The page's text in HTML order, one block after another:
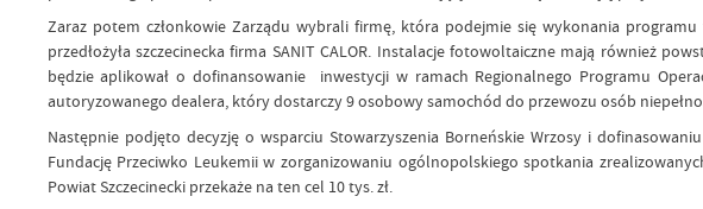
Zaraz potem członkowie Zarządu wybrali firmę, która podejmie się wykonania
przedłożyła szczecinecka firma SANIT CALOR. Instalacje fotowoltaiczne mają również
będzie aplikował o dofinansowanie inwestycji w ramach Regionalnego Programu
autoryzowanego dealera, który dostarczy 9 osobowy samochód do przewozu osób
Następnie podjęto decyzję o wsparciu Stowarzyszenia Borneńskie Wrzosy i
Fundację Przeciwko Leukemii w zorganizowaniu ogólnopolskiego spotkania
Powiat Szczecinecki przekaże na ten cel 10 tys. zł.